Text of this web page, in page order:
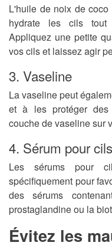
L'huile de noix de
hydrate les cils tout
Appliquez une petite
vos cils et laissez agir
3. Vaseline
La vaseline peut
et à les protéger des
couche de vaseline sur
4. Sérum pour cils
Les sérums pour
spécifiquement pour
des sérums
prostaglandine ou la
Évitez les